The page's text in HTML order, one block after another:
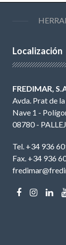
Localización
FREDIMAR,
Avda. Prat de
Nave 1 -
08780 -
Tel. +34 936
Fax. +34 936